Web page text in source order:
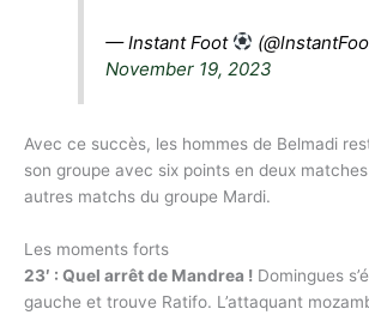
— Instant Foot
November 19, 2023
Avec ce succès, les hommes de Belmadi
son groupe avec six points en deux
autres matchs du groupe Mardi.
Les moments forts
23′ : Quel arrêt de Mandrea ! Domingues
gauche et trouve Ratifo. L’attaquant